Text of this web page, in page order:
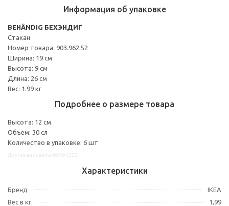
Информация об упаковке
BEHÄNDIG БЕХЭНДИГ
Стакан
Номер товара: 903.962.52
Ширина: 19 см
Высота: 9 см
Длина: 26 см
Вес: 1.99 кг
Подробнее о размере товара
Высота: 12 см
Объем: 30 сл
Количество в упаковке: 6 шт
Характеристики
Бренд
IKEA
Вес в кг.
1,99